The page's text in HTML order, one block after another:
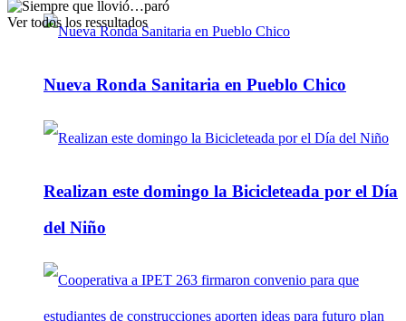
Nueva Ronda Sanitaria en Pueblo Chico
Realizan este domingo la Bicicleteada por el Día
del Niño
Ver todos los ressultados